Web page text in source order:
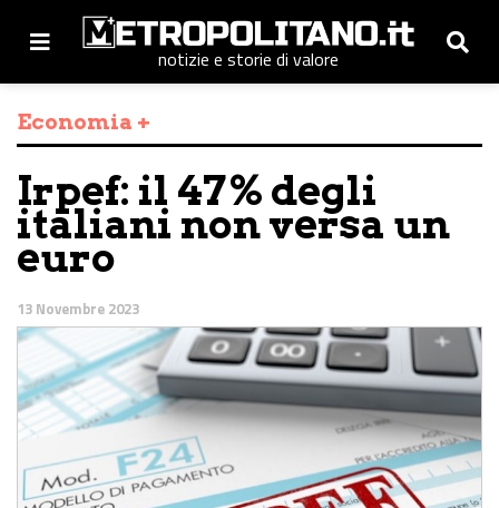
notizie e storie di valore
Economia +
Irpef: il 47% degli
italiani non versa un
euro
13 Novembre 2023